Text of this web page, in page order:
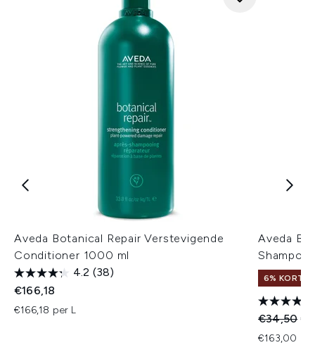
Aveda Botanical Repair Verstevigende
Conditioner 1000 ml
4.2 (38)
€166,18
€166,18 per L
Aveda
Shampoo
6%
€34,50
€163,00